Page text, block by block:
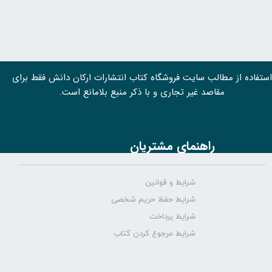
استفاده از مطالب سايت فروشگاه کتاب انتشارات ارکان دانش فقط برای
مقاصد غیر تجاری و با ذکر منبع بلامانع است.
راهنمای مشتریان
شرایط و قوانین
شرایط حفظ حریم شخصی
شرایط پرداخت
شرایط مرجوع کردن کتاب